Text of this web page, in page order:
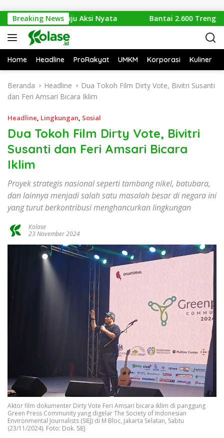
Breaking News
Menuju Aksi Nyata Bantai 2.600 Trenggiling Demi
Home Headline ProRakyat UMKM Korporasi Kuliner
Beranda Headline
Dua Tokoh Film Dirty Vote, Bivitri Susanti
dan Feri Amsari Bicara Iklim
Headline, Lingkungan, Sosial
Dua Tokoh Film Dirty Vote, Bivitri
Susanti dan Feri Amsari Bicara
Iklim
Proyek strategis nasional seperti tambang nikel, batubara,
dan lainnya menjadi salah satu masalah besar di negara ini
yang turut berkontribusi menghancurkan lingkungan
Kolase
23 November 2024
Aktor film dokumenter Dirty Vote Feri Amsari bicara iklim di panggung
Green Press Community yang digelar The Society of Indonesian
Environmental Journalists (SIEJ) di M Bloc, Jakarta Selatan, Sabtu
(23/11/2024). Foto: Dok. SIEJ